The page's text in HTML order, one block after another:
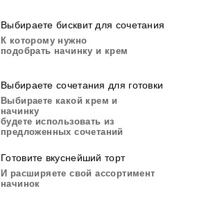
Выбираете бисквит для сочетания
Выбираете сочетания для готовки
Готовите вкуснейший торт
К которому нужно
подобрать начинку и крем
Выбираете какой крем и
начинку
будете использовать из
предложенных сочетаний
И расширяете свой ассортимент
начинок